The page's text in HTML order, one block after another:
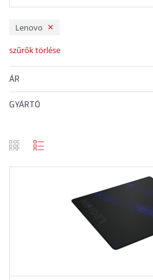
Lenovo
szűrők törlése
ÁR
GYÁRTÓ